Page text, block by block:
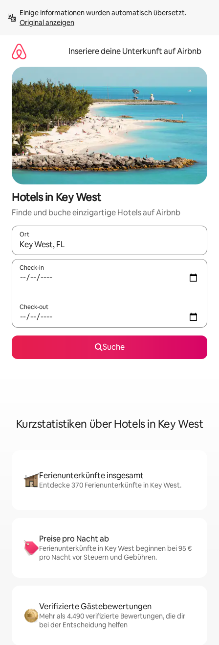
Inhalten
springenOriginal anzeigen
Inseriere deine Unterkunft auf Airbnb
Hotels in Key West
Finde und buche einzigartige Hotels auf Airbnb
Ort
Wenn Ergebnisse verfügbar sind, navigiere mit den
Check-in
Check-out
Suche
Kurzstatistiken über Hotels in Key West
Ferienunterkünfte insgesamt
Entdecke 370 Ferienunterkünfte in Key West.
Preise pro Nacht ab
Ferienunterkünfte in Key West beginnen bei 95 €
pro Nacht vor Steuern und Gebühren.
Verifizierte Gästebewertungen
Mehr als 4.490 verifizierte Bewertungen, die dir
bei der Entscheidung helfen